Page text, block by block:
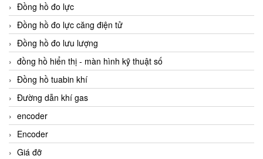
Đồng hồ đo lực
Đồng hồ đo lực căng điện tử
Đồng hồ đo lưu lượng
đồng hồ hiển thị - màn hình kỹ thuật số
Đồng hồ tuabin khí
Đường dẫn khí gas
encoder
Encoder
Giá đỡ